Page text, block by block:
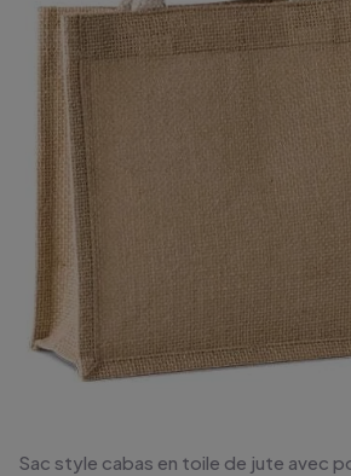
Sac style cabas en toile de jute avec